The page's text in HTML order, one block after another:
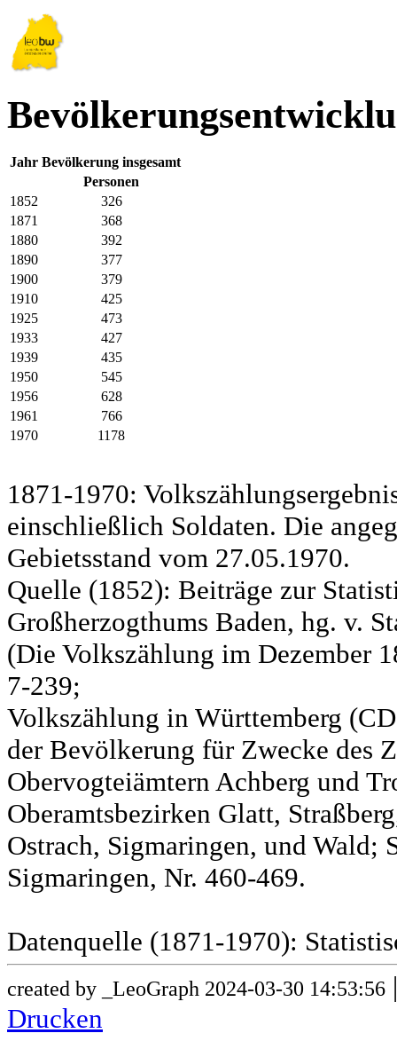
Jahr Bevölkerung insgesamt
Personen
1852
326
1871
368
1880
392
1890
377
1900
379
1910
425
1925
473
1933
427
1939
435
1950
545
1956
628
1961
766
1970
1178
1871-1970:
einschließlich Soldaten. Die
Gebietsstand vom 27.05.1970.
Quelle (1852): Beiträge zur
Großherzogthums Baden, hg. v.
(Die Volkszählung im Dezember
7-239;
Volkszählung in Württemberg
der Bevölkerung für Zwecke des
Obervogteiämtern Achberg und
Oberamtsbezirken Glatt,
Ostrach, Sigmaringen, und Wald;
Sigmaringen, Nr. 460-469.
Datenquelle (1871-1970):
created by _LeoGraph 2024-03-30 14:53:56
Drucken